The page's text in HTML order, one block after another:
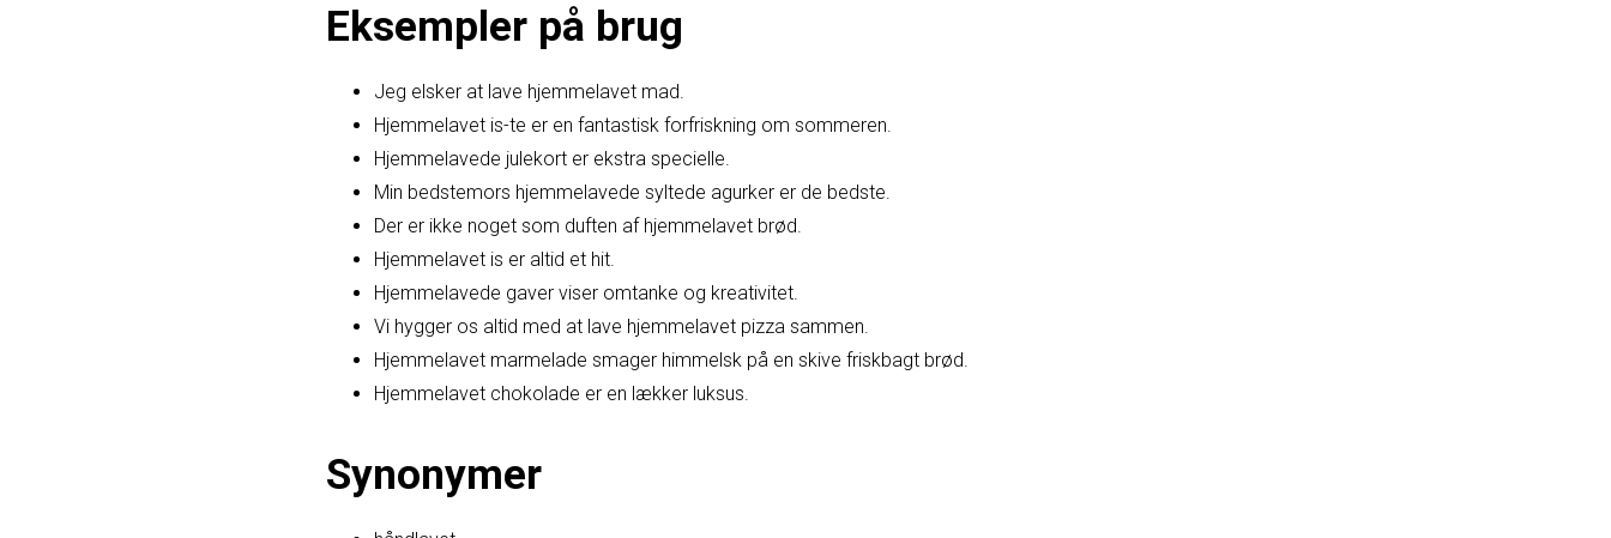
Eksempler på brug
Jeg elsker at lave hjemmelavet mad.
Hjemmelavet is-te er en fantastisk forfriskning om sommeren.
Hjemmelavede julekort er ekstra specielle.
Min bedstemors hjemmelavede syltede agurker er de bedste.
Der er ikke noget som duften af hjemmelavet brød.
Hjemmelavet is er altid et hit.
Hjemmelavede gaver viser omtanke og kreativitet.
Vi hygger os altid med at lave hjemmelavet pizza sammen.
Hjemmelavet marmelade smager himmelsk på en skive friskbagt brød.
Hjemmelavet chokolade er en lækker luksus.
Synonymer